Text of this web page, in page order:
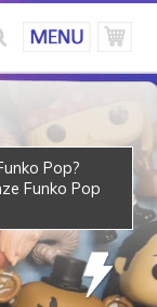
Pop?
Funko Pop